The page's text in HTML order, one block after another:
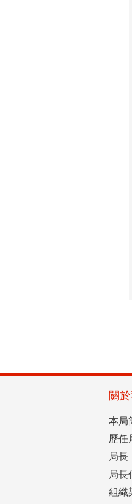
關
本局
歷任
局長
局長
組織